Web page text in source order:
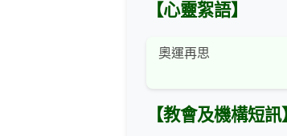
【心靈絮語】
奧運再思
【教會及機構短訊